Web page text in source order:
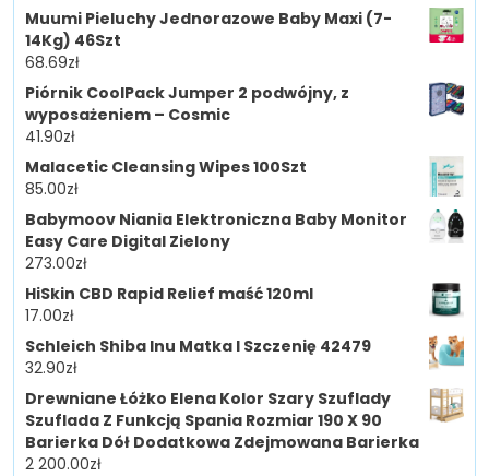
Muumi Pieluchy Jednorazowe Baby Maxi (7-
14Kg) 46Szt
68.69zł
Piórnik CoolPack Jumper 2 podwójny, z
wyposażeniem – Cosmic
41.90zł
Malacetic Cleansing Wipes 100Szt
85.00zł
Babymoov Niania Elektroniczna Baby Monitor
Easy Care Digital Zielony
273.00zł
HiSkin CBD Rapid Relief maść 120ml
17.00zł
Schleich Shiba Inu Matka I Szczenię 42479
32.90zł
Drewniane Łóżko Elena Kolor Szary Szuflady
Szuflada Z Funkcją Spania Rozmiar 190 X 90
Barierka Dół Dodatkowa Zdejmowana Barierka
2 200.00zł